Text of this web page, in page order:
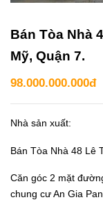
Bán Tòa Nhà
Mỹ, Quận 7.
98.000.000.000đ
Nhà sản xuất:
Bán Tòa Nhà 48 Lê
Căn góc 2 mặt
chung cư An Gia